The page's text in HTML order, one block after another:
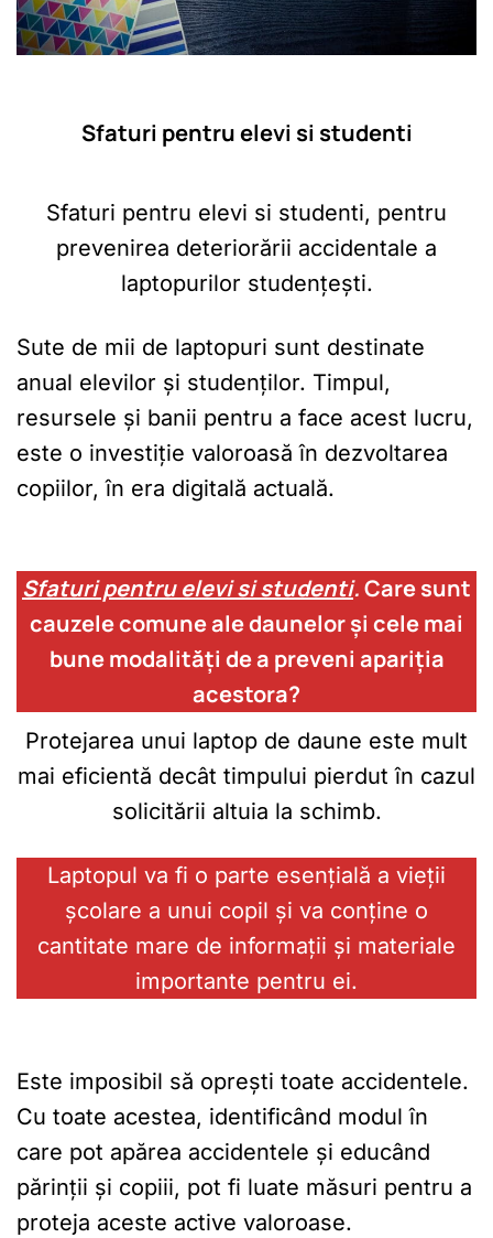
Sfaturi pentru elevi si studenti
Sfaturi pentru elevi si studenti, pentru
prevenirea deteriorării accidentale a
laptopurilor studențești.
Sute de mii de laptopuri sunt destinate
anual elevilor și studenților. Timpul,
resursele și banii pentru a face acest lucru,
este o investiție valoroasă în dezvoltarea
copiilor, în era digitală actuală.
Sfaturi pentru elevi si studenti.Care sunt
cauzele comune ale daunelor și cele mai
bune modalități de a preveni apariția
acestora?
Protejarea unui laptop de daune este mult
mai eficientă decât timpului pierdut în cazul
solicitării altuia la schimb.
Laptopul va fi o parte esențială a vieții
școlare a unui copil și va conține o
cantitate mare de informații și materiale
importante pentru ei.
Este imposibil să oprești toate accidentele.
Cu toate acestea, identificând modul în
care pot apărea accidentele și educând
părinții și copiii, pot fi luate măsuri pentru a
proteja aceste active valoroase.